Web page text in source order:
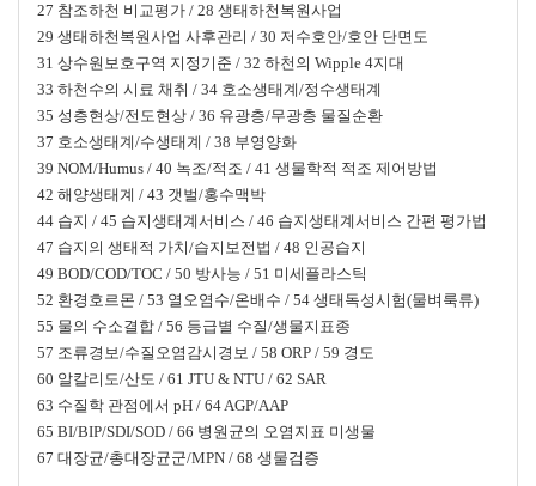
27 참조하천 비교평가 / 28 생태하천복원사업
29 생태하천복원사업 사후관리 / 30 저수호안/호안 단면도
31 상수원보호구역 지정기준 / 32 하천의 Wipple 4지대
33 하천수의 시료 채취 / 34 호소생태계/정수생태계
35 성층현상/전도현상 / 36 유광층/무광층 물질순환
37 호소생태계/수생태계 / 38 부영양화
39 NOM/Humus / 40 녹조/적조 / 41 생물학적 적조 제어방법
42 해양생태계 / 43 갯벌/홍수맥박
44 습지 / 45 습지생태계서비스 / 46 습지생태계서비스 간편 평가법
47 습지의 생태적 가치/습지보전법 / 48 인공습지
49 BOD/COD/TOC / 50 방사능 / 51 미세플라스틱
52 환경호르몬 / 53 열오염수/온배수 / 54 생태독성시험(물벼룩류)
55 물의 수소결합 / 56 등급별 수질/생물지표종
57 조류경보/수질오염감시경보 / 58 ORP / 59 경도
60 알칼리도/산도 / 61 JTU & NTU / 62 SAR
63 수질학 관점에서 pH / 64 AGP/AAP
65 BI/BIP/SDI/SOD / 66 병원균의 오염지표 미생물
67 대장균/총대장균군/MPN / 68 생물검증